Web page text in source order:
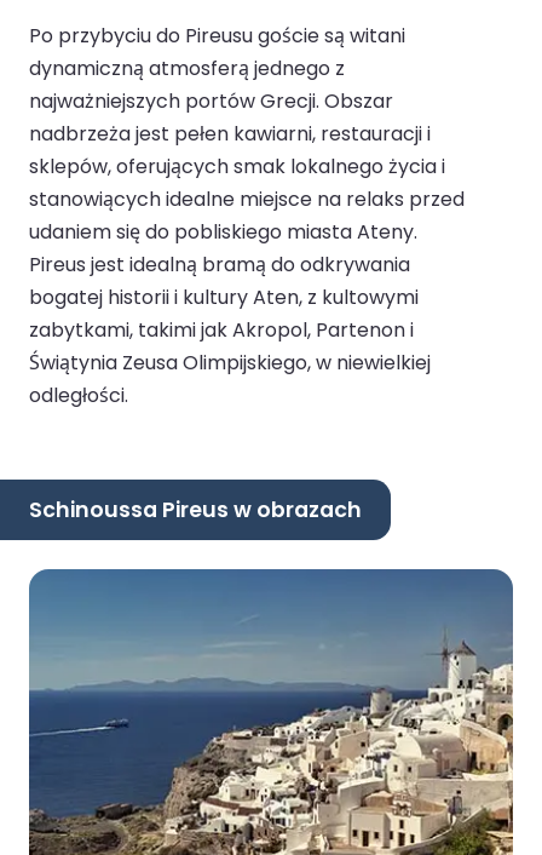
Po przybyciu do Pireusu goście są witani
dynamiczną atmosferą jednego z
najważniejszych portów Grecji. Obszar
nadbrzeża jest pełen kawiarni, restauracji i
sklepów, oferujących smak lokalnego życia i
stanowiących idealne miejsce na relaks przed
udaniem się do pobliskiego miasta Ateny.
Pireus jest idealną bramą do odkrywania
bogatej historii i kultury Aten, z kultowymi
zabytkami, takimi jak Akropol, Partenon i
Świątynia Zeusa Olimpijskiego, w niewielkiej
odległości.
Schinoussa Pireus w obrazach